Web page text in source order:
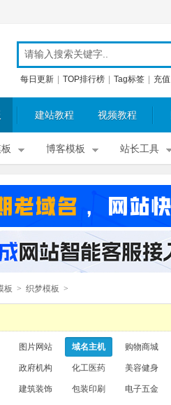
每日更新 TOP排行榜 Tag标签 充值
建站教程 视频教程
博客模板 站长工具
板 > 织梦模板 >
图片网站 域名主机 购物商城
政府机构 化工医药 美容健身
建筑装饰 包装印刷 电子五金